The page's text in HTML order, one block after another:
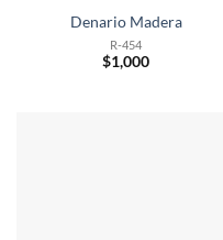
Denario Madera
R-454
$1,000